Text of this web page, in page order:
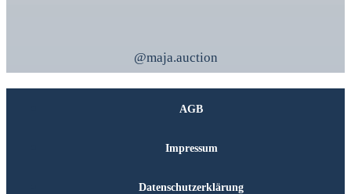
@maja.auction
AGB
Impressum
Datenschutzerklärung